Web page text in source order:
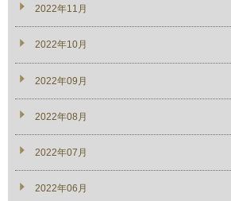
2022年11月
2022年10月
2022年09月
2022年08月
2022年07月
2022年06月